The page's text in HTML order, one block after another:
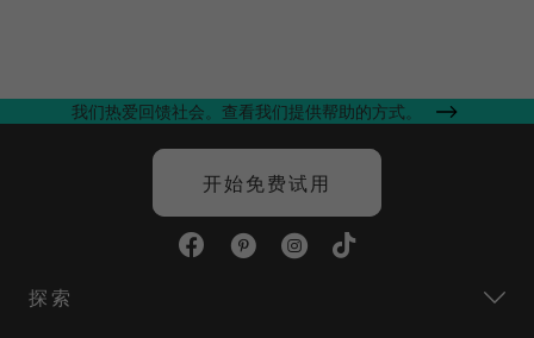
我们热爱回馈社会。查看我们提供帮助的方式。
开始免费试用
探索